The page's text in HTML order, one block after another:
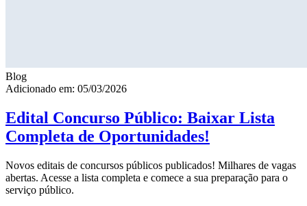
Blog
Adicionado em: 05/03/2026
Edital Concurso Público: Baixar Lista
Completa de Oportunidades!
Novos editais de concursos públicos publicados! Milhares de vagas
abertas. Acesse a lista completa e comece a sua preparação para o
serviço público.